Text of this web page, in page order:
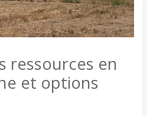
ressources en
et options